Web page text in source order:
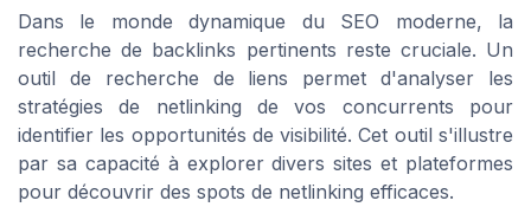
Dans le monde dynamique du SEO moderne, la
recherche de backlinks pertinents reste cruciale. Un
outil de recherche de liens permet d'analyser les
stratégies de netlinking de vos concurrents pour
identifier les opportunités de visibilité. Cet outil s'illustre
par sa capacité à explorer divers sites et plateformes
pour découvrir des spots de netlinking efficaces.